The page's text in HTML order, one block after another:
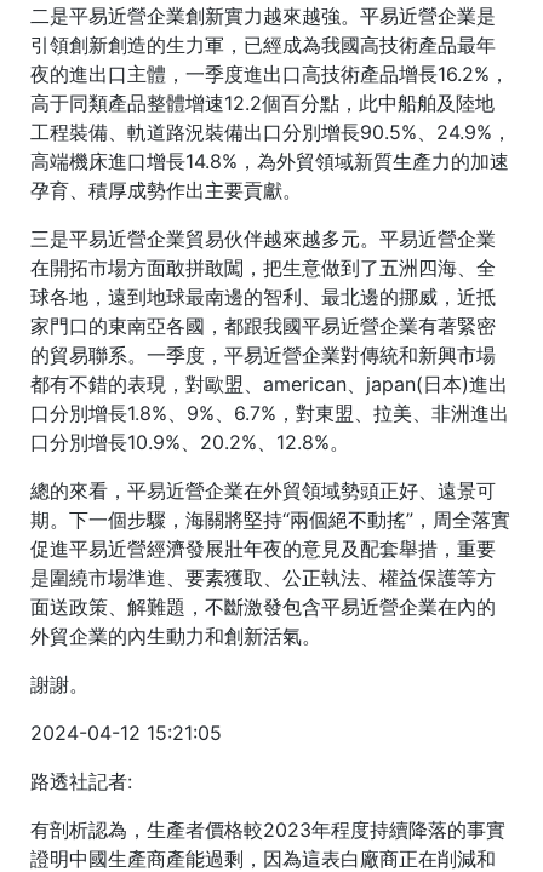
二是平易近營企業創新實力越來越強。平易近營企業是
引領創新創造的生力軍，已經成為我國高技術產品最年
夜的進出口主體，一季度進出口高技術產品增長16.2%，
高于同類產品整體增速12.2個百分點，此中船舶及陸地
工程裝備、軌道路況裝備出口分別增長90.5%、24.9%，
高端機床進口增長14.8%，為外貿領域新質生產力的加速
孕育、積厚成勢作出主要貢獻。
三是平易近營企業貿易伙伴越來越多元。平易近營企業
在開拓市場方面敢拼敢闖，把生意做到了五洲四海、全
球各地，遠到地球最南邊的智利、最北邊的挪威，近抵
家門口的東南亞各國，都跟我國平易近營企業有著緊密
的貿易聯系。一季度，平易近營企業對傳統和新興市場
都有不錯的表現，對歐盟、american、japan(日本)進出
口分別增長1.8%、9%、6.7%，對東盟、拉美、非洲進出
口分別增長10.9%、20.2%、12.8%。
總的來看，平易近營企業在外貿領域勢頭正好、遠景可
期。下一個步驟，海關將堅持“兩個絕不動搖”，周全落實
促進平易近營經濟發展壯年夜的意見及配套舉措，重要
是圍繞市場準進、要素獲取、公正執法、權益保護等方
面送政策、解難題，不斷激發包含平易近營企業在內的
外貿企業的內生動力和創新活氣。
謝謝。
2024-04-12 15:21:05
路透社記者:
有剖析認為，生產者價格較2023年程度持續降落的事實
證明中國生產商產能過剩，因為這表白廠商正在削減和